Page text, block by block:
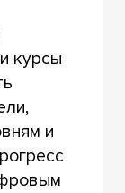
курсы
и